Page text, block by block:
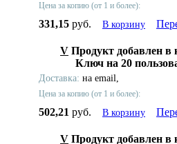
Цена за копию (от 1 и более):
331,15 руб. В корзину
V Продукт добавлен в
Ключ на 20
Доставка: на email,
Цена за копию (от 1 и более):
502,21 руб. В корзину
V Продукт добавлен в